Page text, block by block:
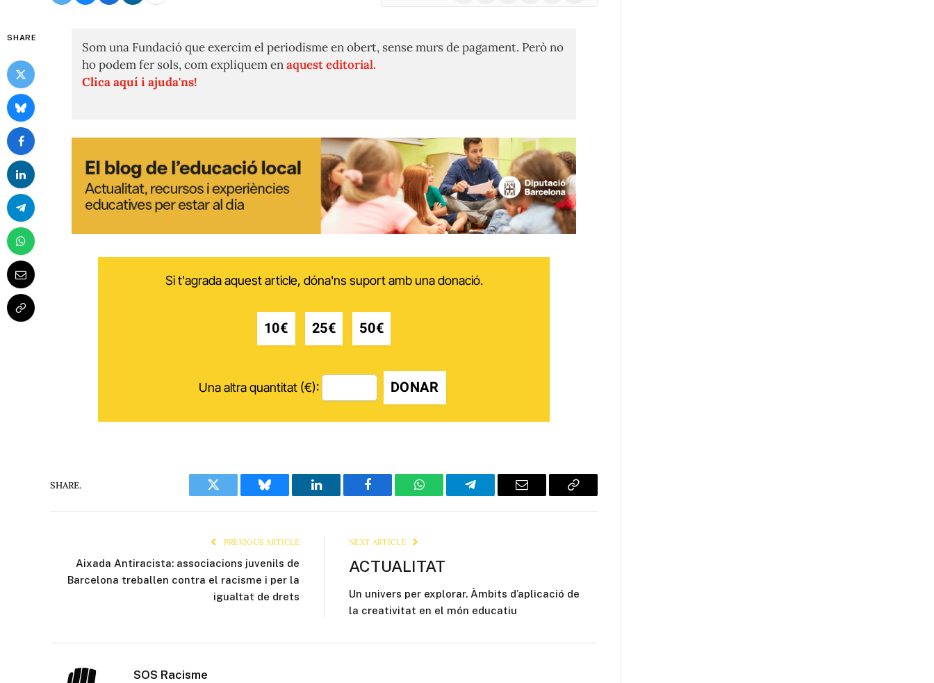
SHARE
Som una Fundació que exercim el periodisme en obert, sense murs de pagament. Però no
ho podem fer sols, com expliquem enaquest editorial.
Clica aquí i ajuda'ns!
Si t'agrada aquest article, dóna'ns suport amb una donació.
10€ 25€ 50€
Una altra quantitat (€): DONAR
SHARE.
Twitter Bluesky LinkedIn Facebook WhatsAppTelegram Email
Copy
PREVIOUS ARTICLE
Aixada Antiracista: associacions juvenils de
Barcelona treballen contra el racisme i per la
igualtat de drets
NEXT ARTICLE
ACTUALITAT
Un univers per explorar. Àmbits d’aplicació de
la creativitat en el món educatiu
SOS Racisme